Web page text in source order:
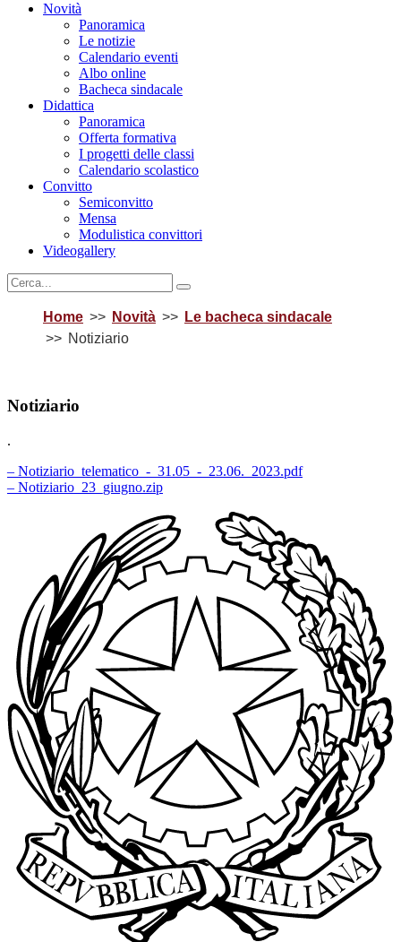
Novità
Panoramica
Le notizie
Calendario eventi
Albo online
Bacheca sindacale
Didattica
Panoramica
Offerta formativa
I progetti delle classi
Calendario scolastico
Convitto
Semiconvitto
Mensa
Modulistica convittori
Videogallery
Home Novità
Le bacheca sindacale
Notiziario
Notiziario
.
– Notiziario_telematico_-_31.05_-_23.06._2023.pdf
– Notiziario_23_giugno.zip